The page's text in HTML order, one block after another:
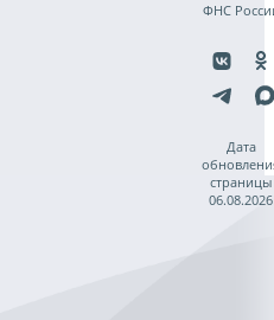
ФНС
Дата
страницы
06.08.2026